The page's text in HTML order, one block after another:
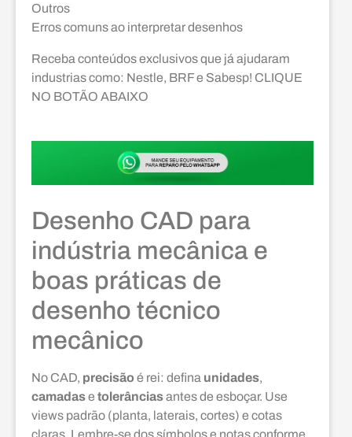
Outros
Erros comuns ao interpretar desenhos
Receba conteúdos exclusivos que já ajudaram
industrias como: Nestle, BRF e Sabesp! CLIQUE
NO BOTÃO ABAIXO
Desenho CAD para
indústria mecânica e
boas práticas de
desenho técnico
mecânico
No CAD, precisão é rei: defina unidades,
camadase tolerânciasantes de esboçar. Use
views padrão (planta, laterais, cortes) e cotas
claras. Lembre-se dos símbolos e notas conforme